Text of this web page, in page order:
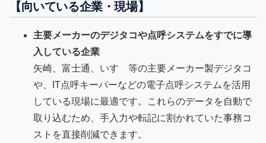
【向いている企業・現場】
主要メーカーのデジタコや点呼システムをすでに導
入している企業
矢崎、富士通、いすゞ等の主要メーカー製デジタコ
や、IT点呼キーパーなどの電子点呼システムを活用
している現場に最適です。これらのデータを自動で
取り込むため、手入力や転記に割かれていた事務コ
ストを直接削減できます。